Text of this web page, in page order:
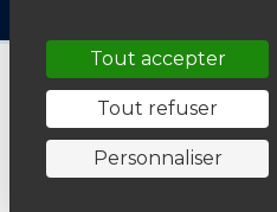
Spécialiste de la
★★★★★4.7/5
Tout accepter
Tout refuser
Personnaliser